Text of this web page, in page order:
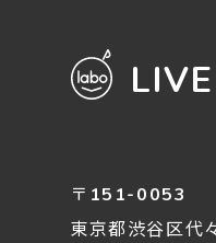
〒151-0053
東京都渋谷区代